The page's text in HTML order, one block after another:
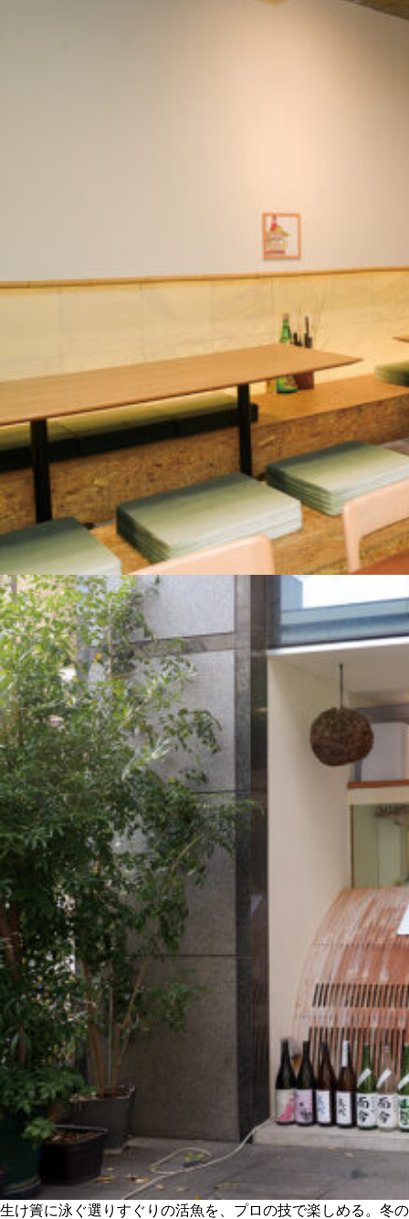
誠光社で選びました。
紹介します。
おすすめのイベント
生け簀に泳ぐ選りすぐりの活魚を、プロの技で楽しめる。冬の